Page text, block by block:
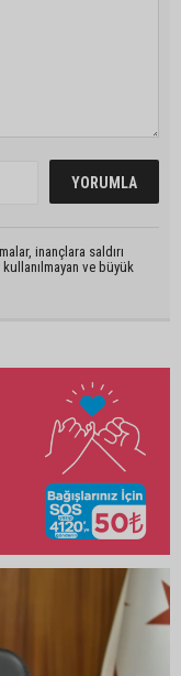
inançlara saldırı
ve büyük